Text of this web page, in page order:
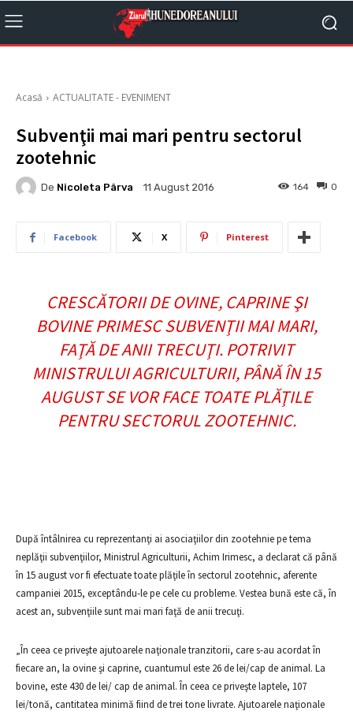
Acasă ACTUALITATE - EVENIMENT
Subvenţii mai mari pentru sectorul
zootehnic
De Nicoleta Pârva 11 August 2016 0
164
Facebook X Pinterest
CRESCĂTORII DE OVINE, CAPRINE ŞI
BOVINE PRIMESC SUBVENŢII MAI MARI,
FAŢĂ DE ANII TRECUŢI. POTRIVIT
MINISTRULUI AGRICULTURII, PÂNĂ ÎN 15
AUGUST SE VOR FACE TOATE PLĂŢILE
PENTRU SECTORUL ZOOTEHNIC.
După întâlnirea cu reprezentanţi ai asociaţiilor din zootehnie pe tema
neplăţii subvenţiilor, Ministrul Agriculturii, Achim Irimesc, a declarat că până
în 15 august vor fi efectuate toate plăţile în sectorul zootehnic, aferente
campaniei 2015, exceptându-le pe cele cu probleme. Vestea bună este că, în
acest an, subvenţiile sunt mai mari faţă de anii trecuţi.
„În ceea ce priveşte ajutoarele naţionale tranzitorii, care s-au acordat în
fiecare an, la ovine şi caprine, cuantumul este 26 de lei/cap de animal. La
bovine, este 430 de lei/ cap de animal. În ceea ce priveşte laptele, 107
lei/tonă, cantitatea minimă fiind de trei tone livrate. Ajutoarele naţionale